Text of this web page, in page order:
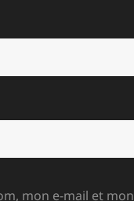
mon e-mail et